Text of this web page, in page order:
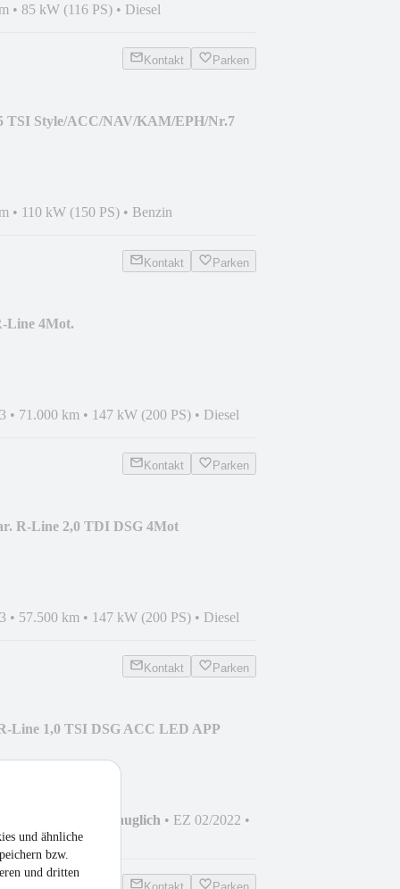
und ähnliche
bzw.
und dritten
• 85 kW (116 PS) • Diesel
Kontakt Parken
TSI Style/ACC/NAV/KAM/EPH/Nr.7
• 110 kW (150 PS) • Benzin
Kontakt Parken
Line 4Mot.
• 71.000 km • 147 kW (200 PS) • Diesel
Kontakt Parken
R-Line 2,0 TDI DSG 4Mot
• 57.500 km • 147 kW (200 PS) • Diesel
Kontakt Parken
Line 1,0 TSI DSG ACC LED APP
Nicht fahrtauglich • EZ 02/2022 •
PS)•Benzin